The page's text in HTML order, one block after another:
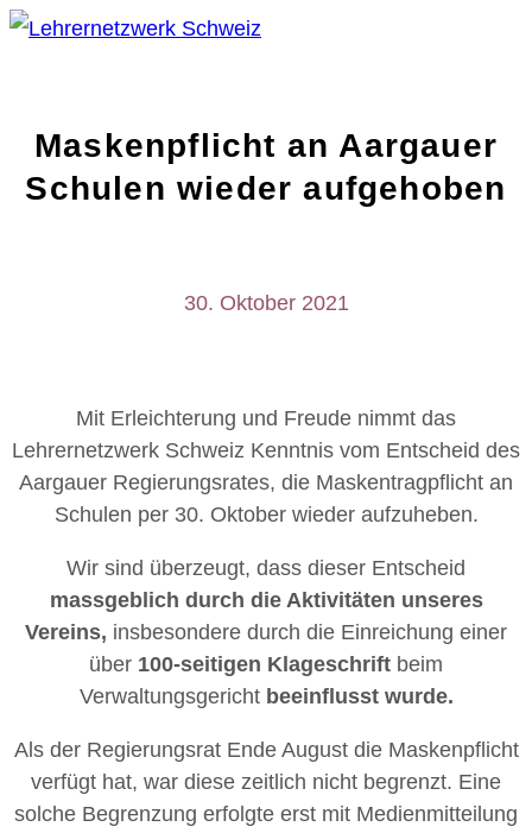
Maskenpflicht an Aargauer
Schulen wieder aufgehoben
30. Oktober 2021
Mit Erleichterung und Freude nimmt das
Lehrernetzwerk Schweiz Kenntnis vom Entscheid des
Aargauer Regierungsrates, die Maskentragpflicht an
Schulen per 30. Oktober wieder aufzuheben.
Wir sind überzeugt, dass dieser Entscheid
massgeblich durch die Aktivitäten unseres
Vereins, insbesondere durch die Einreichung einer
über 100-seitigen Klageschrift beim
Verwaltungsgericht beeinflusst wurde.
Als der Regierungsrat Ende August die Maskenpflicht
verfügt hat, war diese zeitlich nicht begrenzt. Eine
solche Begrenzung erfolgte erst mit Medienmitteilung